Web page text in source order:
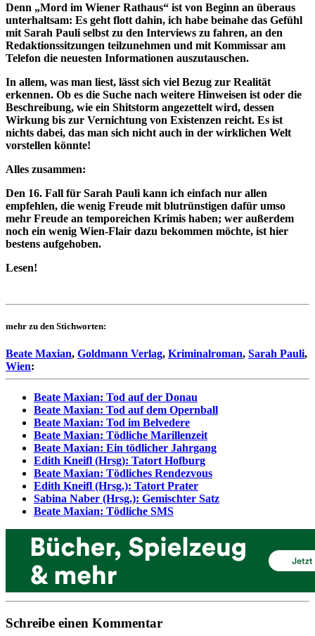
Denn „Mord im Wiener Rathaus“ ist von Beginn an überaus
unterhaltsam: Es geht flott dahin, ich habe beinahe das Gefühl
mit Sarah Pauli selbst zu den Interviews zu fahren, an den
Redaktionssitzungen teilzunehmen und mit Kommissar am
Telefon die neuesten Informationen auszutauschen.
In allem, was man liest, lässt sich viel Bezug zur Realität
erkennen. Ob es die Suche nach weitere Hinweisen ist oder die
Beschreibung, wie ein Shitstorm angezettelt wird, dessen
Wirkung bis zur Vernichtung von Existenzen reicht. Es ist
nichts dabei, das man sich nicht auch in der wirklichen Welt
vorstellen könnte!
Alles zusammen:
Den 16. Fall für Sarah Pauli kann ich einfach nur allen
empfehlen, die wenig Freude mit blutrünstigen dafür umso
mehr Freude an temporeichen Krimis haben; wer außerdem
noch ein wenig Wien-Flair dazu bekommen möchte, ist hier
bestens aufgehoben.
Lesen!
mehr zu den Stichworten:
Beate Maxian, Goldmann Verlag, Kriminalroman, Sarah Pauli,
Wien:
Beate Maxian: Tod auf der Donau
Beate Maxian: Tod auf dem Opernball
Beate Maxian: Tod im Belvedere
Beate Maxian: Tödliche Marillenzeit
Beate Maxian: Ein tödlicher Jahrgang
Edith Kneifl (Hrsg): Tatort Hofburg
Beate Maxian: Tödliches Rendezvous
Edith Kneifl (Hrsg.): Tatort Prater
Sabina Naber (Hrsg.): Gemischter Satz
Beate Maxian: Tödliche SMS
Schreibe einen Kommentar